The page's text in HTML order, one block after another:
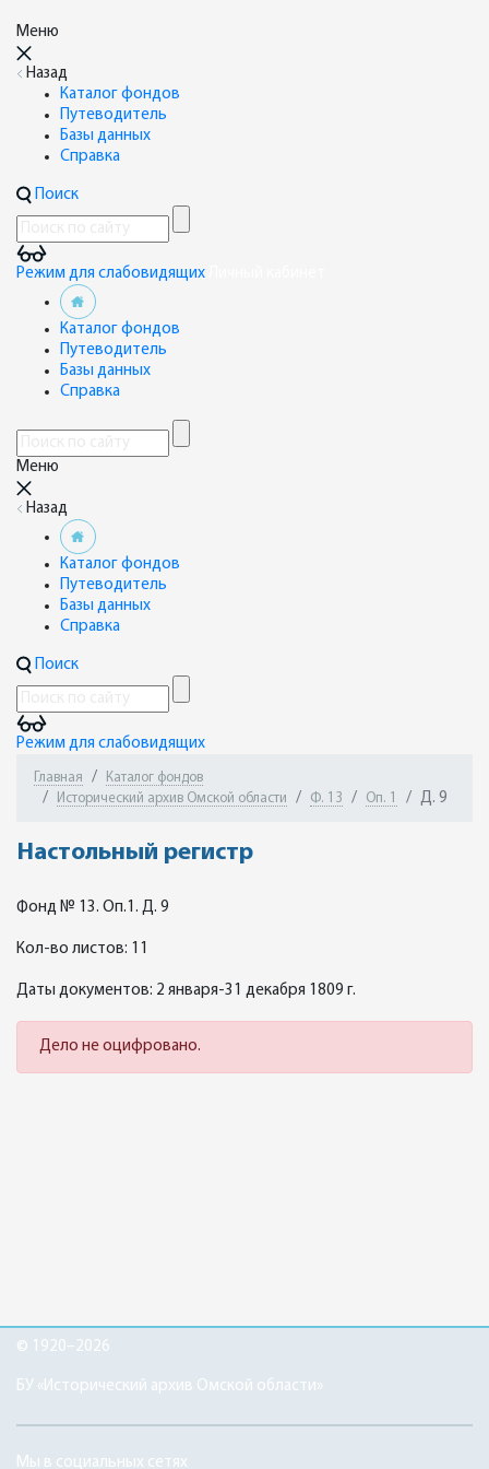
Меню
Назад
Каталог фондов
Путеводитель
Базы данных
Справка
Поиск
Режим для слабовидящих
Каталог фондов
Путеводитель
Базы данных
Справка
Меню
Назад
Каталог фондов
Путеводитель
Базы данных
Справка
Поиск
Режим для слабовидящих
Главная
Каталог фондов
Исторический архив Омской области
Ф. 13 Оп. 1 Д. 9
Настольный регистр
Фонд № 13. Оп.1. Д. 9
Кол-во листов: 11
Даты документов: 2 января-31 декабря 1809 г.
Дело не оцифровано.
© 1920–2026
БУ «Исторический архив Омской области»
Мы в социальных сетях